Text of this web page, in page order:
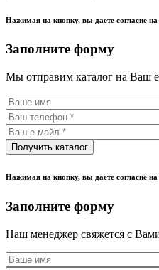
Нажимая на кнопку, вы даете согласие на
Заполните форму
Мы отправим каталог на Ваш
Нажимая на кнопку, вы даете согласие на
Заполните форму
Наш менеджер свяжется с